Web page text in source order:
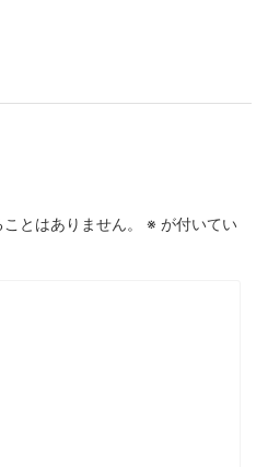
とはありません。 ※ が付いてい